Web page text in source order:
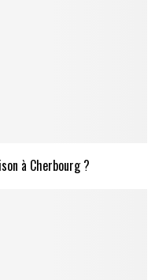
à Cherbourg ?